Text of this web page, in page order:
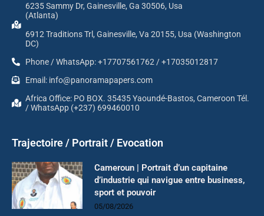
6235 Sammy Dr, Gainesville, Ga 30506, Usa
(Atlanta)
6912 Traditions Trl, Gainesville, Va 20155, Usa (Washington
DC)
Phone / WhatsApp: +17707561762 / +17035012817
Email: info@panoramapapers.com
Africa Office: PO BOX. 35435 Yaoundé-Bastos, Cameroon Tél.
/ WhatsApp (+237) 699460010
Trajectoire / Portrait / Evocation
Cameroun | Portrait d’un capitaine
d’industrie qui navigue entre business,
sport et pouvoir
05/08/2026